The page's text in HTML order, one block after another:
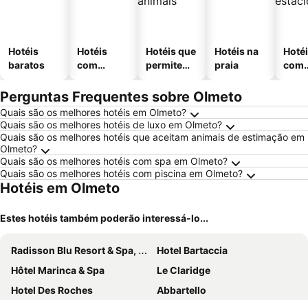
Hotéis
baratos
Hotéis
com
Hotéis que
permitem
Hotéis na
praia
com
Perguntas Frequentes sobre Olmeto
Quais são os melhores hotéis em Olmeto?
Quais são os melhores hotéis de luxo em Olmeto?
Quais são os melhores hotéis que aceitam animais de estimação em
Olmeto?
Quais são os melhores hotéis com spa em Olmeto?
Quais são os melhores hotéis com piscina em Olmeto?
Hotéis em Olmeto
Estes hotéis também poderão interessá-lo...
Radisson Blu Resort & Spa, Ajaccio Bay
Hotel Bartaccia
Hôtel Marinca & Spa
Le Claridge
Hotel Des Roches
Abbartello